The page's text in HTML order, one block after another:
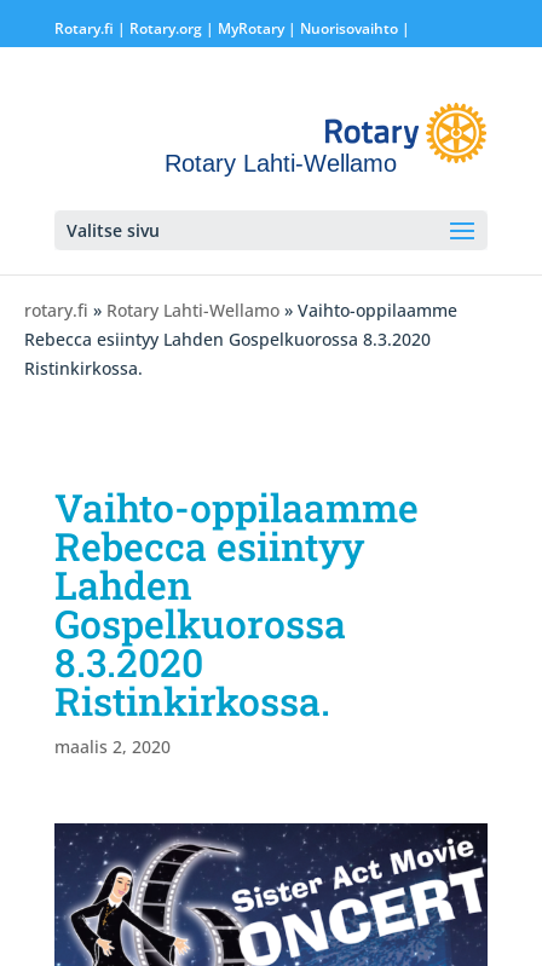
Rotary.fi | Rotary.org| MyRotary | Nuorisovaihto|
Rotary Lahti-Wellamo
Valitse sivu
rotary.fi » Rotary Lahti-Wellamo » Vaihto-oppilaamme
Rebecca esiintyy Lahden Gospelkuorossa 8.3.2020
Ristinkirkossa.
Vaihto-oppilaamme
Rebecca esiintyy
Lahden
Gospelkuorossa
8.3.2020
Ristinkirkossa.
maalis 2, 2020